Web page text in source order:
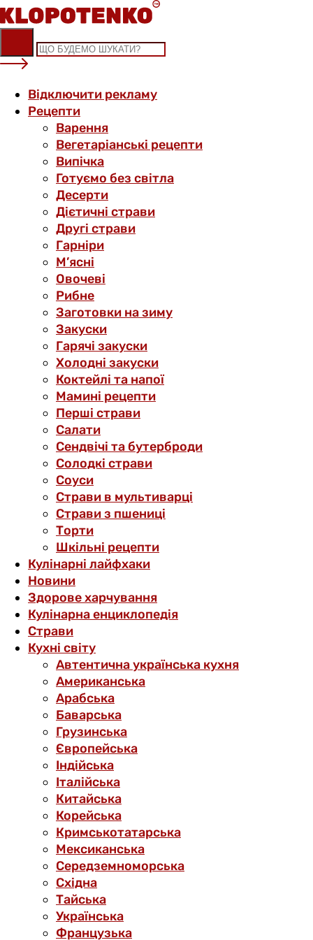
Skip
to
content
Відключити рекламу
Рецепти
Варення
Вегетаріанські рецепти
Випічка
Готуємо без світла
Десерти
Дієтичні страви
Другі страви
Гарніри
М’ясні
Овочеві
Рибне
Заготовки на зиму
Закуски
Гарячі закуски
Холодні закуски
Коктейлі та напої
Мамині рецепти
Перші страви
Салати
Сендвічі та бутерброди
Солодкі страви
Соуси
Страви в мультиварці
Страви з пшениці
Торти
Шкільні рецепти
Кулінарні лайфхаки
Новини
Здорове харчування
Кулінарна енциклопедія
Страви
Кухні світу
Автентична українська кухня
Американська
Арабська
Баварська
Грузинська
Європейська
Індійська
Італійська
Китайська
Корейська
Кримськотатарська
Мексиканська
Середземноморська
Східна
Тайська
Українська
Французька